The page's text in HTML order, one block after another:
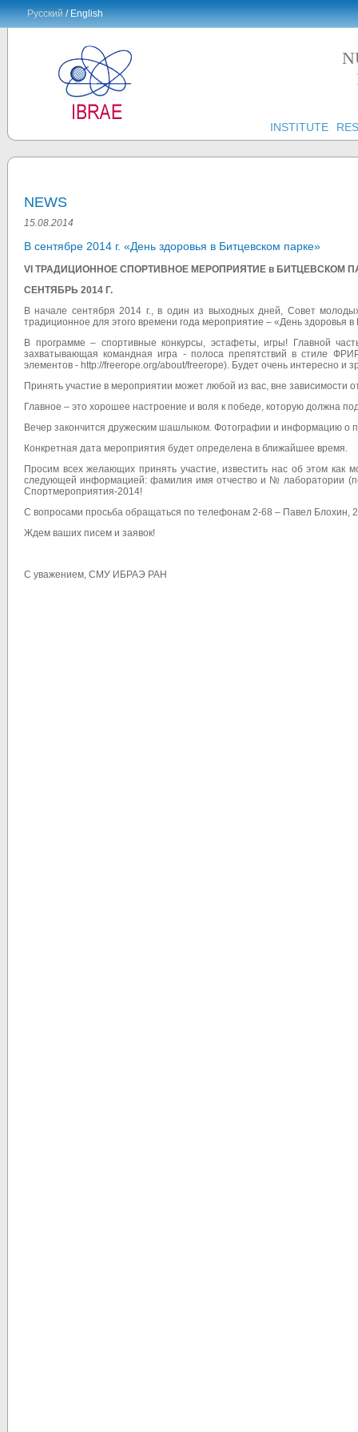
Русский/ English
INSTITUTE
NEWS
15.08.2014
В сентябре 2014 г. «День здоровья в Битцевском парке»
VI ТРАДИЦИОННОЕ СПОРТИВНОЕ МЕРОПРИЯТИЕ в БИТЦЕВСКОМ
СЕНТЯБРЬ 2014 Г.
В начале сентября 2014 г., в один из выходных дней, Совет
традиционное для этого времени года мероприятие – «День здоровья в
В программе – спортивные конкурсы, эстафеты, игры! Главной
захватывающая командная игра - полоса препятствий в стиле
элементов - http://freerope.org/about/freerope). Будет очень интересно и
Принять участие в мероприятии может любой из вас, вне зависимости
Главное – это хорошее настроение и воля к победе, которую должна
Вечер закончится дружеским шашлыком. Фотографии и информацию
Конкретная дата мероприятия будет определена в ближайшее время.
Просим всех желающих принять участие, известить нас об этом
следующей информацией: фамилия имя отчество и № лаборатории
Спортмероприятия-2014!
С вопросами просьба обращаться по телефонам 2-68 – Павел Блохин,
Ждем ваших писем и заявок!
С уважением, СМУ ИБРАЭ РАН